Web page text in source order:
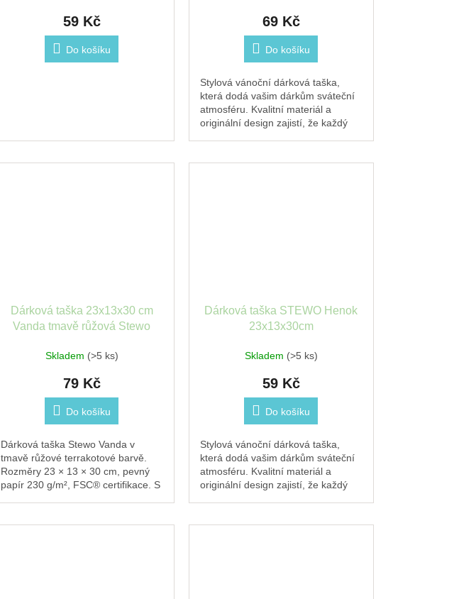
59 Kč
Do košíku
69 Kč
Do košíku
Stylová vánoční dárková taška,
která dodá vašim dárkům sváteční
atmosféru. Kvalitní materiál a
originální design zajistí, že každý
Dárková taška 23x13x30 cm
Vanda tmavě růžová Stewo
Skladem (>5 ks)
79 Kč
Do košíku
Dárková taška Stewo Vanda v
tmavě růžové terrakotové barvě.
Rozměry 23 × 13 × 30 cm, pevný
papír 230 g/m², FSC® certifikace. S
Dárková taška STEWO Henok
23x13x30cm
Skladem (>5 ks)
59 Kč
Do košíku
Stylová vánoční dárková taška,
která dodá vašim dárkům sváteční
atmosféru. Kvalitní materiál a
originální design zajistí, že každý